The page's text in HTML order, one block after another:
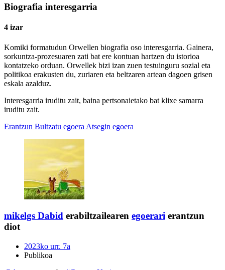
Biografia interesgarria
4 izar
Komiki formatudun Orwellen biografia oso interesgarria. Gainera,
sorkuntza-prozesuaren zati bat ere kontuan hartzen du istorioa
kontatzeko orduan. Orwellek bizi izan zuen testuinguru sozial eta
politikoa erakusten du, zuriaren eta beltzaren artean dagoen grisen
eskala azalduz.
Interesgarria iruditu zait, baina pertsonaietako bat klixe samarra
iruditu zait.
Erantzun Bultzatu egoera Atsegin egoera
mikelgs Dabid erabiltzailearen egoerari erantzun
diot
2023ko urr. 7a
Publikoa